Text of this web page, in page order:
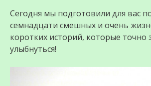
Сегодня мы подготовили для вас
семнадцати смешных и очень
коротких историй, которые точно
улыбнуться!